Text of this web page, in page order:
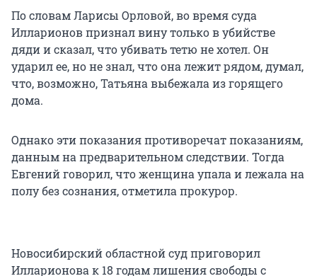
По словам Ларисы Орловой, во время суда
Илларионов признал вину только в убийстве
дяди и сказал, что убивать тетю не хотел. Он
ударил ее, но не знал, что она лежит рядом, думал,
что, возможно, Татьяна выбежала из горящего
дома.
Однако эти показания противоречат показаниям,
данным на предварительном следствии. Тогда
Евгений говорил, что женщина упала и лежала на
полу без сознания, отметила прокурор.
Новосибирский областной суд приговорил
Илларионова к 18 годам лишения свободы с